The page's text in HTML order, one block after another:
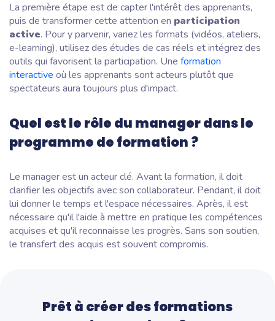
La première étape est de capter l'intérêt des apprenants,
puis de transformer cette attention en participation
active. Pour y parvenir, variez les formats (vidéos, ateliers,
e-learning), utilisez des études de cas réels et intégrez des
outils qui favorisent la participation. Une formation
interactive où les apprenants sont acteurs plutôt que
spectateurs aura toujours plus d'impact.
Quel est le rôle du manager dans le
programme de formation ?
Le manager est un acteur clé. Avant la formation, il doit
clarifier les objectifs avec son collaborateur. Pendant, il doit
lui donner le temps et l'espace nécessaires. Après, il est
nécessaire qu'il l'aide à mettre en pratique les compétences
acquises et qu'il reconnaisse les progrès. Sans son soutien,
le transfert des acquis est souvent compromis.
Prêt à créer des formations